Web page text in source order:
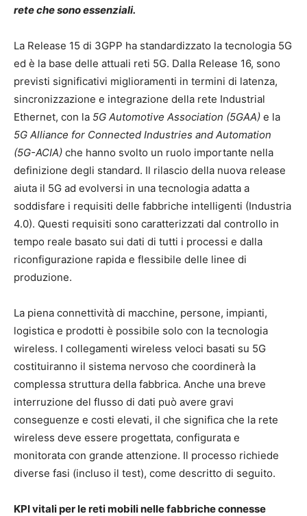
rete che sono essenziali.
La Release 15 di 3GPP ha standardizzato la tecnologia 5G
ed è la base delle attuali reti 5G. Dalla Release 16, sono
previsti significativi miglioramenti in ​​termini di latenza,
sincronizzazione e integrazione della rete Industrial
Ethernet, con la 5G Automotive Association (5GAA) e la
5G Alliance for Connected Industries and Automation
(5G-ACIA) che hanno svolto un ruolo importante nella
definizione degli standard. Il rilascio della nuova release
aiuta il 5G ad evolversi in una tecnologia adatta a
soddisfare i requisiti delle fabbriche intelligenti (Industria
4.0). Questi requisiti sono caratterizzati dal controllo in
tempo reale basato sui dati di tutti i processi e dalla
riconfigurazione rapida e flessibile delle linee di
produzione.
La piena connettività di macchine, persone, impianti,
logistica e prodotti è possibile solo con la tecnologia
wireless. I collegamenti wireless veloci basati su 5G
costituiranno il sistema nervoso che coordinerà la
complessa struttura della fabbrica. Anche una breve
interruzione del flusso di dati può avere gravi
conseguenze e costi elevati, il che significa che la rete
wireless deve essere progettata, configurata e
monitorata con grande attenzione. Il processo richiede
diverse fasi (incluso il test), come descritto di seguito.
KPI vitali per le reti mobili nelle fabbriche connesse